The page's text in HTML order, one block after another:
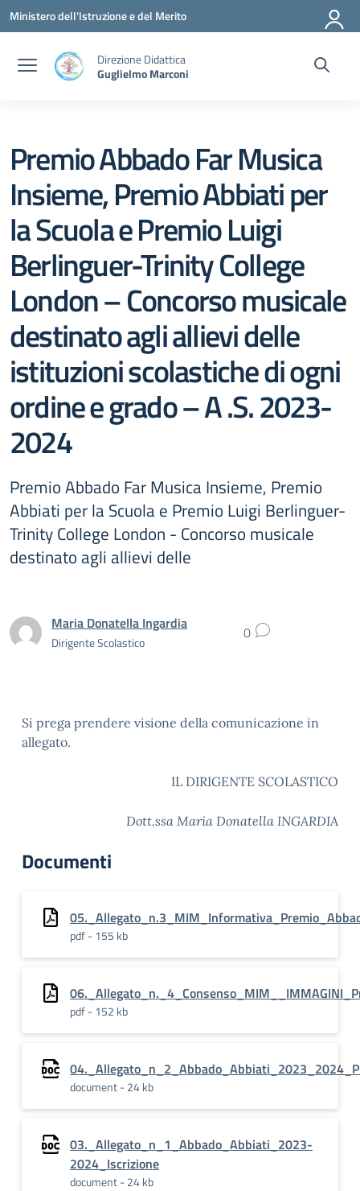
Vai ai contenuti
Vai al menu di navigazione
Vai al footer
Ministero dell'Istruzione e del Merito
Direzione Didattica
Guglielmo Marconi
Premio Abbado Far Musica
Insieme, Premio Abbiati per
la Scuola e Premio Luigi
Berlinguer-Trinity College
London – Concorso musicale
destinato agli allievi delle
istituzioni scolastiche di ogni
ordine e grado – A .S. 2023-
2024
Premio Abbado Far Musica Insieme, Premio
Abbiati per la Scuola e Premio Luigi Berlinguer-
Trinity College London - Concorso musicale
destinato agli allievi delle
Maria Donatella Ingardia
Dirigente Scolastico 0
Si prega prendere visione della comunicazione in
allegato.
IL DIRIGENTE SCOLASTICO
Dott.ssa Maria Donatella INGARDIA
Documenti
pdf - 155 kb
pdf - 152 kb
document - 24 kb
03._Allegato_n_1_Abbado_Abbiati_2023-
2024_Iscrizione
document - 24 kb